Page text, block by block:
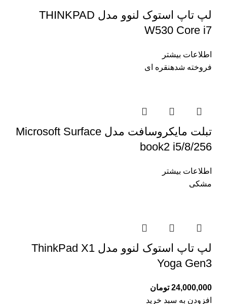
لپ تاپ استوک لنوو مدل THINKPAD
W530 Core i7
اطلاعات بیشتر
فروخته شدهنقره ای
تبلت مایکروسافت مدل Microsoft Surface
book2 i5/8/256
اطلاعات بیشتر
مشکی
لپ تاپ استوک لنوو مدل ThinkPad X1
Yoga Gen3
24,000,000 تومان
افزودن به سبد خرید